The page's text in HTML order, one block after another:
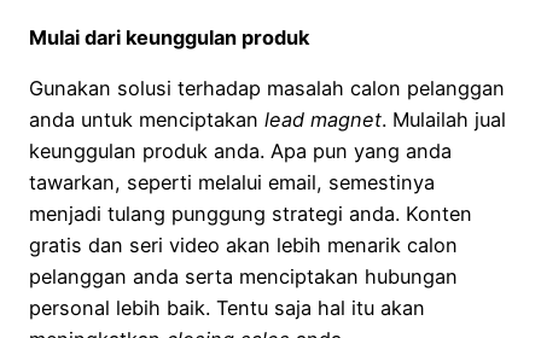
Mulai dari keunggulan produk
Gunakan solusi terhadap masalah calon pelanggan
anda untuk menciptakan lead magnet. Mulailah jual
keunggulan produk anda. Apa pun yang anda
tawarkan, seperti melalui email, semestinya
menjadi tulang punggung strategi anda. Konten
gratis dan seri video akan lebih menarik calon
pelanggan anda serta menciptakan hubungan
personal lebih baik. Tentu saja hal itu akan